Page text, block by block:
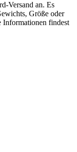
Versand an. Es
Größe oder
Informationen findest